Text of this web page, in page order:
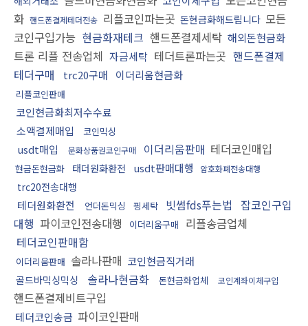
화 핸드폰결제테더전송 리플코인파는곳 돈현금화해드립니다 모든
코인구입가능 현금화재테크 핸드폰결제세탁 해외돈현금화
트론 리플 전송업체 자금세탁 테더트론파는곳 핸드폰결제
테더구매
trc20구매 이더리움현금화
리플코인판매
코인현금화최저수수료
소액결제매입
코인믹싱
usdt매입 문화상품권코인구매 이더리움판매 테더코인매입
현금돈현금화 태더원화환전 usdt판매대행 암호화폐전송대행
trc20전송대행
테더원화환전 언더돈믹싱 핑세탁 빗썸fds푸는법
잡코인구입
대행 파이코인전송대행 이더리움구매
리플송금업체
테더코인판매함
이더리움판매 솔라나판매 코인현금직거래
골드바믹싱믹싱 솔라나현금화 돈현금화업체 코인계좌이체구입
핸드폰결제비트구입
테더코인송금 파이코인판매